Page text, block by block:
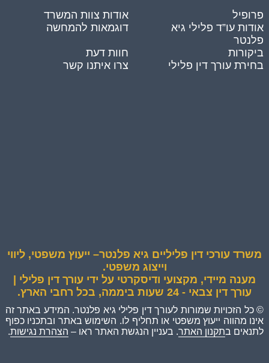
פרופיל
אודות צוות המשרד
אודות עו”ד פלילי גיא
פלנטר
דוגמאות להמחשה
ביקורות
חוות דעת
בחירת עורך דין פלילי
צרו איתנו קשר
משרד עורכי דין פליליים גיא פלנטר– ייעוץ משפטי, ליווי
וייצוג משפטי.
מענה מיידי, מקצועי ודיסקרטי על ידי עורך דין פלילי |
עורך דין צבאי - 24 שעות ביממה, בכל רחבי הארץ.
© כל הזכויות שמורות לעורך דין פלילי גיא פלנטר. המידע באתר זה
אינו מהווה ייעוץ משפטי או תחליף לו. השימוש באתר ובתכניו כפוף
לתנאים בתקנון האתר. בעניין הנגשת האתר ראו – הצהרת נגישות.